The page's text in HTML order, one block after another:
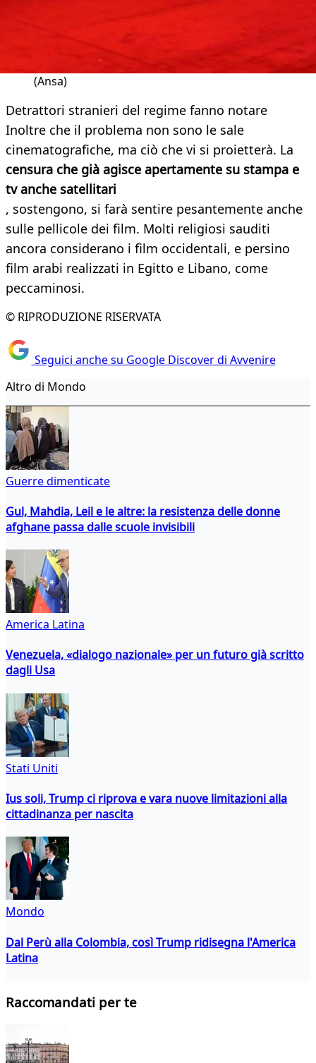
(Ansa)
Detrattori stranieri del regime fanno notare
Inoltre che il problema non sono le sale
cinematografiche, ma ciò che vi si proietterà. La
censura che già agisce apertamente su stampa e
tv anche satellitari
, sostengono, si farà sentire pesantemente anche
sulle pellicole dei film. Molti religiosi sauditi
ancora considerano i film occidentali, e persino
film arabi realizzati in Egitto e Libano, come
peccaminosi.
© RIPRODUZIONE RISERVATA
Seguici anche su Google Discover di Avvenire
Altro di Mondo
Guerre dimenticate
Gul, Mahdia, Leil e le altre: la resistenza delle donne
afghane passa dalle scuole invisibili
America Latina
Venezuela, «dialogo nazionale» per un futuro già scritto
dagli Usa
Stati Uniti
Ius soli, Trump ci riprova e vara nuove limitazioni alla
cittadinanza per nascita
Mondo
Dal Perù alla Colombia, così Trump ridisegna l'America
Latina
Raccomandati per te